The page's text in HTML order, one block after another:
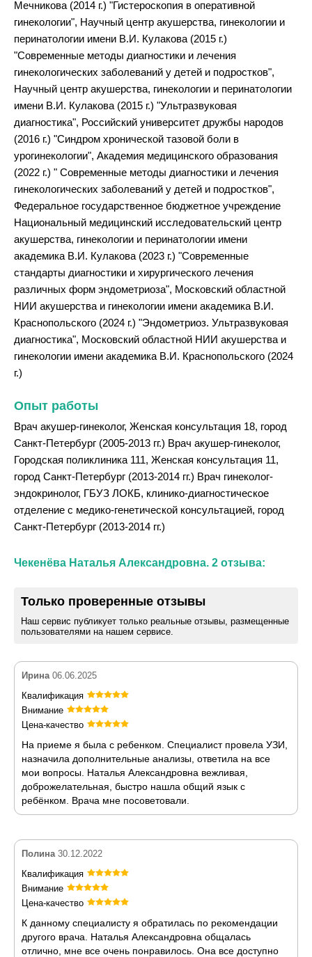
Мечникова (2014 г.) "Гистероскопия в оперативной
гинекологии", Научный центр акушерства, гинекологии и
перинатологии имени В.И. Кулакова (2015 г.)
"Современные методы диагностики и лечения
гинекологических заболеваний у детей и подростков",
Научный центр акушерства, гинекологии и перинатологии
имени В.И. Кулакова (2015 г.) "Ультразвуковая
диагностика", Российский университет дружбы народов
(2016 г.) "Синдром хронической тазовой боли в
урогинекологии", Академия медицинского образования
(2022 г.) " Современные методы диагностики и лечения
гинекологических заболеваний у детей и подростков",
Федеральное государственное бюджетное учреждение
Национальный медицинский исследовательский центр
акушерства, гинекологии и перинатологии имени
академика В.И. Кулакова (2023 г.) "Современные
стандарты диагностики и хирургического лечения
различных форм эндометриоза", Московский областной
НИИ акушерства и гинекологии имени академика В.И.
Краснопольского (2024 г.) "Эндометриоз. Ультразвуковая
диагностика", Московский областной НИИ акушерства и
гинекологии имени академика В.И. Краснопольского (2024
г.)
Опыт работы
Врач акушер-гинеколог, Женская консультация 18, город
Санкт-Петербург (2005-2013 гг.) Врач акушер-гинеколог,
Городская поликлиника 111, Женская консультация 11,
город Санкт-Петербург (2013-2014 гг.) Врач гинеколог-
эндокринолог, ГБУЗ ЛОКБ, клинико-диагностическое
отделение с медико-генетической консультацией, город
Санкт-Петербург (2013-2014 гг.)
Чекенёва Наталья Александровна. 2 отзыва:
Только проверенные отзывы
Наш сервис публикует только реальные отзывы, размещенные
пользователями на нашем сервисе.
Ирина 06.06.2025
Квалификация
Внимание
Цена-качество
На приеме я была с ребенком. Специалист провела УЗИ,
назначила дополнительные анализы, ответила на все
мои вопросы. Наталья Александровна вежливая,
доброжелательная, быстро нашла общий язык с
ребёнком. Врача мне посоветовали.
Полина 30.12.2022
Квалификация
Внимание
Цена-качество
К данному специалисту я обратилась по рекомендации
другого врача. Наталья Александровна общалась
отлично, мне все очень понравилось. Она все доступно